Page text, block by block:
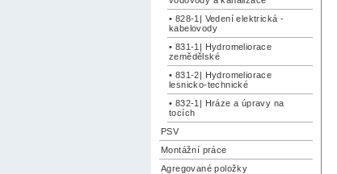
• 828-1| Vedení elektrická -
kabelovody
• 831-1| Hydromeliorace
zemědělské
• 831-2| Hydromeliorace
lesnicko-technické
• 832-1| Hráze a úpravy na
tocích
PSV
Montážní práce
Agregované položky